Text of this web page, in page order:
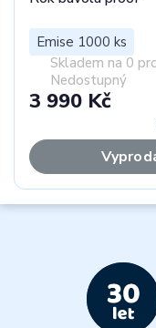
Emise 1000 ks
Skladem na 0
Nedostupný
3 990 Kč